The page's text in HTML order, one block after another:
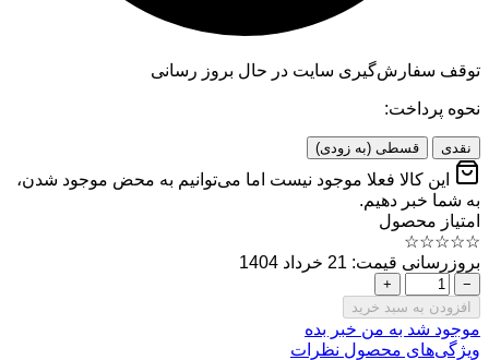
توقف سفارش‌گیری سایت در حال بروز رسانی
نحوه پرداخت:
نقدی قسطی (به زودی)
این کالا فعلا موجود نیست اما می‌توانیم به محض موجود شدن،
به شما خبر دهیم.
امتیاز محصول
☆
☆
☆
☆
☆
بروزرسانی قیمت: 21 خرداد 1404
−
+
افزودن به سبد خرید
موجود شد به من خبر بده
ویژگی‌های محصول نظرات